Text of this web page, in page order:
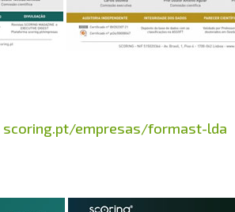
scoring.pt/empresas/formast-lda